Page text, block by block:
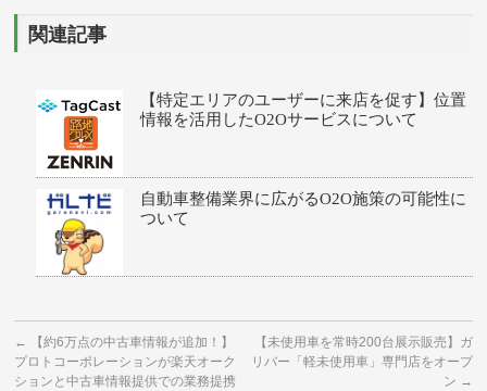
関連記事
【特定エリアのユーザーに来店を促す】位置
情報を活用したO2Oサービスについて
自動車整備業界に広がるO2O施策の可能性に
ついて
←
【約6万点の中古車情報が追加！】
プロトコーポレーションが楽天オーク
ションと中古車情報提供での業務提携
【未使用車を常時200台展示販売】ガ
リバー「軽未使用車」専門店をオープ
ン →